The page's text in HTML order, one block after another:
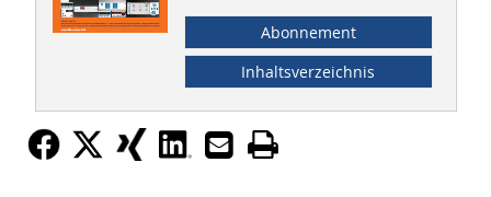
Abonnement
Inhaltsverzeichnis